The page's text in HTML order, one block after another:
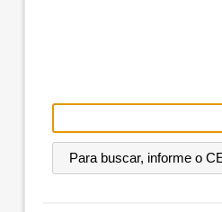
Para buscar, informe o